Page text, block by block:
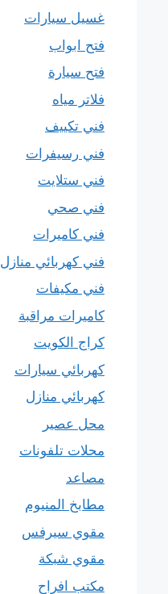
غسيل سيارات
فتح ابواب
فتح سيارة
فلاتر مياه
فني تكييف
فني رسيفرات
فني ستلايت
فني صحي
فني كاميرات
فني كهربائي منازل
فني مكيفات
كاميرات مراقبة
كراج الكويت
كهربائي سيارات
كهربائي منازل
محل عصير
محلات تلفونات
مصاعد
مطابخ المنيوم
مقوي سيرفس
مقوي شبكة
مكتب افراح